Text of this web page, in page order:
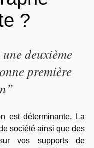
?
deuxième
première
est déterminante. La
société ainsi que des
vos supports de